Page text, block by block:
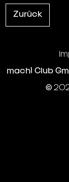
Zurück
mach1 Club
©